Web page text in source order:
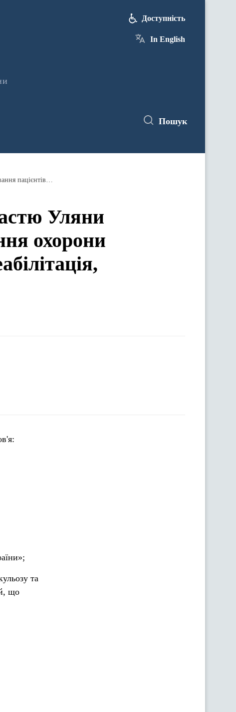
Доступність
In English
Пошук
18 січня - прес-конференція за участю Уляни Супрун на тему "Актуальні питання охорони здоров'я: лікування пацієнтів, реабілітація, міжнародні закупівлі"
Уляни
охорони
та
що